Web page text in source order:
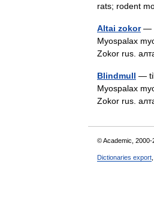
rats; rodent
Altai zokor—
Myospalax
Zokor rus.
Blindmull —
Myospalax
Zokor rus.
© Academic, 2000-
Dictionaries export